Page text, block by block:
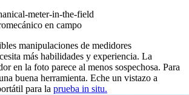
en campo
manipulaciones de medidores
más habilidades y experiencia. La
en la foto parece al menos sospechosa. Para
buena herramienta. Eche un vistazo a
para la prueba in situ.